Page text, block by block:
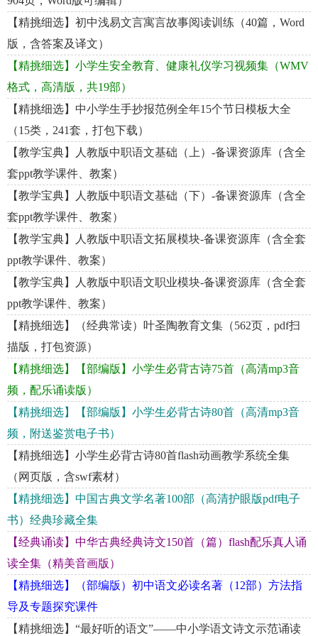
【精挑细选】初中浅易文言寓言故事阅读训练（40篇，Word
版，含答案及译文）
【精挑细选】小学生安全教育、健康礼仪学习视频集（WMV
格式，高清版，共19部）
【精挑细选】中小学生手抄报范例全年15个节日模板大全
（15类，241套，打包下载）
【教学宝典】人教版中职语文基础（上）-备课资源库（含全
套ppt教学课件、教案）
【教学宝典】人教版中职语文基础（下）-备课资源库（含全
套ppt教学课件、教案）
【教学宝典】人教版中职语文拓展模块-备课资源库（含全套
ppt教学课件、教案）
【教学宝典】人教版中职语文职业模块-备课资源库（含全套
ppt教学课件、教案）
【精挑细选】（经典常读）叶圣陶教育文集（562页，pdf扫
描版，打包资源）
【精挑细选】【部编版】小学生必背古诗75首（高清mp3音
频，配乐诵读版）
【精挑细选】【部编版】小学生必背古诗80首（高清mp3音
频，附送鉴赏电子书）
【精挑细选】小学生必背古诗80首flash动画教学系统全集
（网页版，含swf素材）
【精挑细选】中国古典文学名著100部（高清护眼版pdf电子
书）经典珍藏全集
【经典诵读】中华古典经典诗文150首（篇）flash配乐真人诵
读全集（精美音画版）
【精挑细选】（部编版）初中语文必读名著（12部）方法指
导及专题探究课件
【精挑细选】“最好听的语文”——中小学语文诗文示范诵读